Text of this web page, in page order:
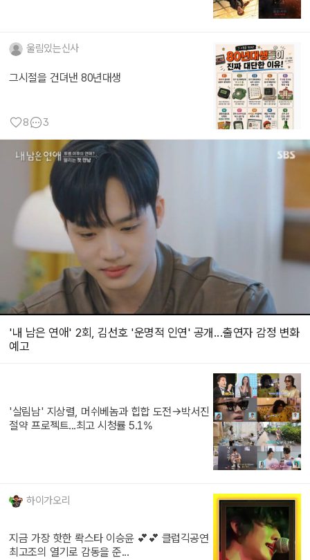
울림있는신사
그시절을 건뎌낸 80년대생
8 3
'내 남은 연애' 2회, 김선호 '운명적 인연' 공개...출연자 감정 변화
예고
'살림남' 지상렬, 머쉬베놈과 힙합 도전→박서진
절약 프로젝트...최고 시청률 5.1%
하이가오리
지금 가장 핫한 롹스타 이승윤 💕💕 클럽긱공연
최고조의 열기로 감동을 준...